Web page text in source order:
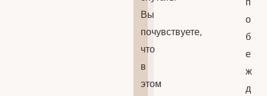
Вы
почувствуете,
что
в
этом
о
б
е
ж
д